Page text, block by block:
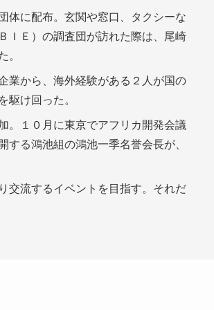
体に配布。玄関や窓口、タクシーな
ＩＥ）の調査団が訪れた際は、尾崎
。
業から、海外経験がある２人が国の
駆け回った。
。１０月に東京でアフリカ開発会議
る鴻池組の鴻池一季名誉会長が、
交流するイベントを目指す。それだ